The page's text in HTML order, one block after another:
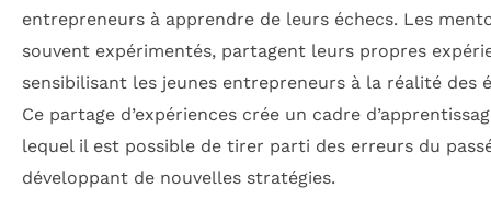
entrepreneurs à apprendre de leurs échecs. Les
souvent expérimentés, partagent leurs propres
sensibilisant les jeunes entrepreneurs à la réalité des
Ce partage d’expériences crée un cadre
lequel il est possible de tirer parti des erreurs du
développant de nouvelles stratégies.